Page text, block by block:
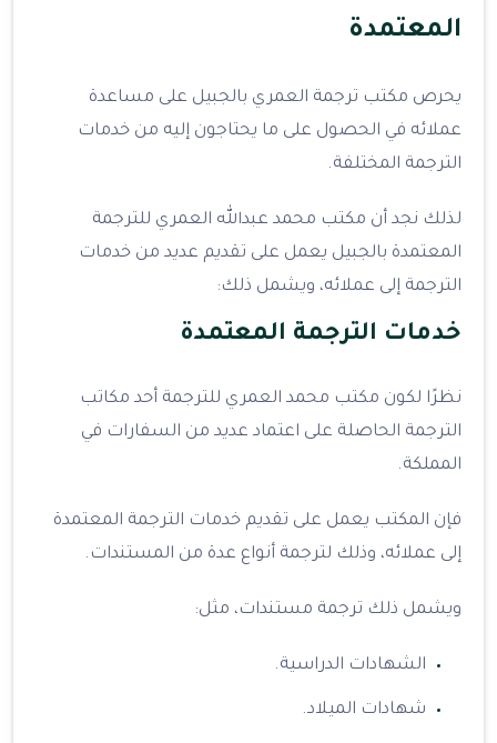
المعتمدة
يحرص مكتب ترجمة العمري بالجبيل على مساعدة
عملائه في الحصول على ما يحتاجون إليه من خدمات
الترجمة المختلفة.
لذلك نجد أن مكتب محمد عبدالله العمري للترجمة
المعتمدة بالجبيل يعمل على تقديم عديد من خدمات
الترجمة إلى عملائه، ويشمل ذلك:
خدمات الترجمة المعتمدة
نظرًا لكون مكتب محمد العمري للترجمة أحد مكاتب
الترجمة الحاصلة على اعتماد عديد من السفارات في
المملكة.
فإن المكتب يعمل على تقديم خدمات الترجمة المعتمدة
إلى عملائه، وذلك لترجمة أنواع عدة من المستندات.
ويشمل ذلك ترجمة مستندات، مثل:
الشهادات الدراسية.
شهادات الميلاد.